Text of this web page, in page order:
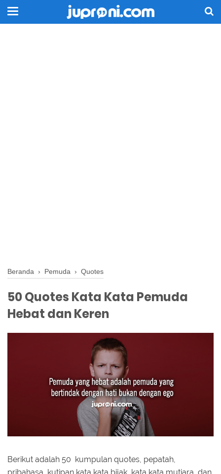
Beranda › Pemuda › Quotes
50 Quotes Kata Kata Pemuda
Hebat dan Keren
Berikut adalah 50 kumpulan quotes, pepatah,